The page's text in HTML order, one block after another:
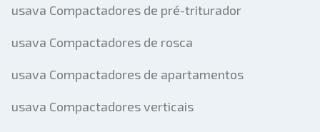
usava Compactadores de pré-triturador
usava Compactadores de rosca
usava Compactadores de apartamentos
usava Compactadores verticais